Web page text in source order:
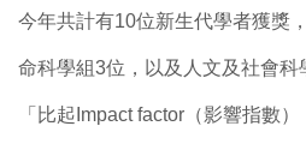
今年共計有10位新生代學者獲獎
命科學組3位，以及人文及社會科
「比起Impact factor（影響指數